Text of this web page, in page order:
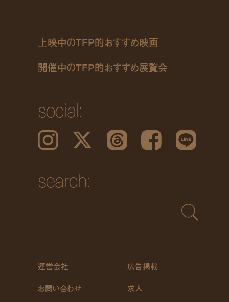
上映中のTFP的おすすめ映画
開催中のTFP的おすすめ展覧会
social:
Instagram 𝕏 Threads Facebook LINE
search:
運営会社
広告掲載
お問い合わせ
求人